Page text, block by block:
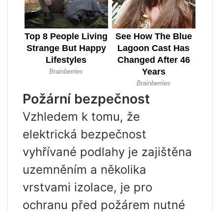
Požární bezpečnost
Vzhledem k tomu, že
elektrická bezpečnost
vyhřívané podlahy je zajištěna
uzemněním a několika
vrstvami izolace, je pro
ochranu před požárem nutné